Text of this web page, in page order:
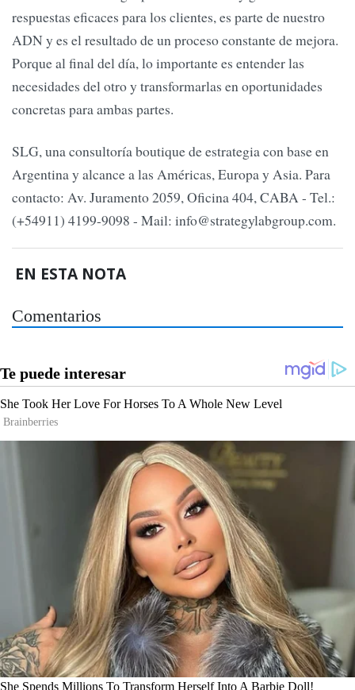
respuestas eficaces para los clientes, es parte de nuestro
ADN y es el resultado de un proceso constante de mejora.
Porque al final del día, lo importante es entender las
necesidades del otro y transformarlas en oportunidades
concretas para ambas partes.
SLG, una consultoría boutique de estrategia con base en
Argentina y alcance a las Américas, Europa y Asia. Para
contacto: Av. Juramento 2059, Oficina 404, CABA - Tel.:
(+54911) 4199-9098 - Mail: info@strategylabgroup.com.
EN ESTA NOTA
Comentarios